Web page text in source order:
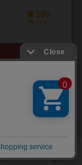
100
持ってる